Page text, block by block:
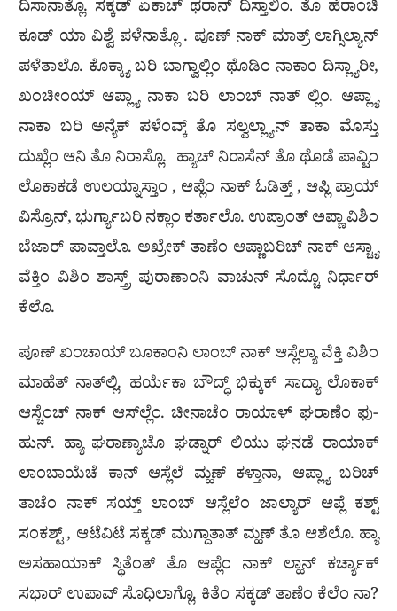
ದಿಸಾನಾತ್ಲೊ. ಸಕ್ಕಡ್ ಏಕಾಚ್ ಥರಾನ್ ದಿಸ್ತಾಲಿಂ. ತೊ ಹೆರಾಂಚಿ
ಕೂಡ್ ಯಾ ವಿಶ್ವೆ ಪಳೆನಾತ್ಲೊ . ಪೂಣ್ ನಾಕ್ ಮಾತ್ರ್ ಲಾಗ್ಸಿಲ್ಯಾನ್
ಪಳೆತಾಲೊ. ಕೊಕ್ಕ್ಯಾ ಬರಿ ಬಾಗ್ವಾಲ್ಲಿಂ ಥೊಡಿಂ ನಾಕಾಂ ದಿಸ್ಲ್ಯಾರೀ,
ಖಂಚೀಂಯ್ ಆಪ್ಲ್ಯಾ ನಾಕಾ ಬರಿ ಲಾಂಬ್ ನಾತ್ ಲ್ಲಿಂ. ಆಪ್ಲ್ಯಾ
ನಾಕಾ ಬರಿ ಅನ್ಯೆಕ್ ಪಳೆಂವ್ಕ್ ತೊ ಸಲ್ವಲ್ಲ್ಯಾನ್ ತಾಕಾ ಮೊಸ್ತು
ದುಖ್ಲೆಂ ಆನಿ ತೊ ನಿರಾಸ್ಲೊ. ಹ್ಯಾಚ್ ನಿರಾಸೆನ್ ತೊ ಥೊಡೆ ಪಾವ್ಟಿಂ
ಲೊಕಾಕಡೆ ಉಲಯ್ನಾಸ್ತಾಂ , ಆಪ್ಲೆಂ ನಾಕ್ ಓಡಿತ್ತ್ , ಆಪ್ಲಿ ಪ್ರಾಯ್
ವಿಸ್ರೊನ್, ಭುರ್ಗ್ಯಾಬರಿ ನಕ್ಲಾಂ ಕರ್ತಾಲೊ. ಉಪ್ರಾಂತ್ ಅಪ್ಣಾ ವಿಶಿಂ
ಬೆಜಾರ್ ಪಾವ್ತಾಲೊ. ಅಖ್ರೇಕ್ ತಾಣೆಂ ಆಪ್ಣಾಬರಿಚ್ ನಾಕ್ ಆಸ್ಚ್ಯಾ
ವೆಕ್ತಿಂ ವಿಶಿಂ ಶಾಸ್ತ್ರ್ ಪುರಾಣಾಂನಿ ವಾಚುನ್ ಸೊದ್ಚೊ ನಿರ್ಧಾರ್
ಕೆಲೊ.
ಪೂಣ್ ಖಂಚಾಯ್ ಬೂಕಾಂನಿ ಲಾಂಬ್ ನಾಕ್ ಆಸ್ಲೆಲ್ಯಾ ವೆಕ್ತಿ ವಿಶಿಂ
ಮಾಹೆತ್ ನಾತ್‌ಲ್ಲಿ. ಹರ್ಯೆಕಾ ಬೌದ್ಧ್ ಭಿಕ್ಕುಕ್ ಸಾದ್ಯಾ ಲೊಕಾಕ್
ಆಸ್ಚೆಂಚ್ ನಾಕ್ ಆಸ್‌ಲ್ಲೆಂ. ಚೀನಾಚೆಂ ರಾಯಾಳ್ ಘರಾಣೆಂ ಫು-
ಹುನ್. ಹ್ಯಾ ಘರಾಣ್ಯಾಚೊ ಘಡ್ನಾರ್ ಲಿಯು ಘನಡೆ ರಾಯಾಕ್
ಲಾಂಬಾಯೆಚೆ ಕಾನ್ ಆಸ್ಲೆಲೆ ಮ್ಹಣ್ ಕಳ್ತಾನಾ, ಆಪ್ಲ್ಯಾ ಬರಿಚ್
ತಾಚೆಂ ನಾಕ್ ಸಯ್ತ್ ಲಾಂಬ್ ಆಸ್ಲೆಲೆಂ ಜಾಲ್ಯಾರ್ ಆಪ್ಲೆ ಕಶ್ಟ್
ಸಂಕಶ್ಟ್ , ಆಟೆವಿಟೆ ಸಕ್ಕಡ್ ಮುಗ್ದಾತಾತ್ ಮ್ಹಣ್ ತೊ ಆಶೆಲೊ. ಹ್ಯಾ
ಅಸಹಾಯಾಕ್ ಸ್ಥಿತೆಂತ್ ತೊ ಆಪ್ಲೆಂ ನಾಕ್ ಲ್ಹಾನ್ ಕರ್ಚ್ಯಾಕ್
ಸಭಾರ್ ಉಪಾವ್ ಸೊಧಿಲಾಗ್ಲೊ. ಕಿತೆಂ ಸಕ್ಕಡ್ ತಾಣೆಂ ಕೆಲೆಂ ನಾ?